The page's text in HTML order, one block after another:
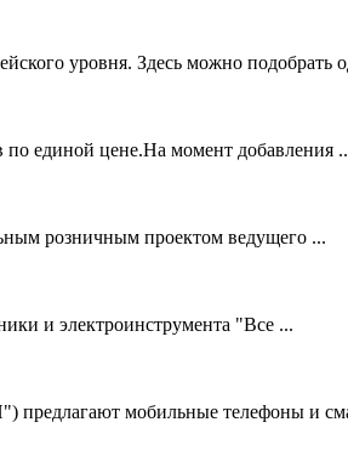
уровня. Здесь можно подобрать
единой цене.На момент добавления
розничным проектом ведущего ...
и электроинструмента "Все ...
мобильные телефоны и